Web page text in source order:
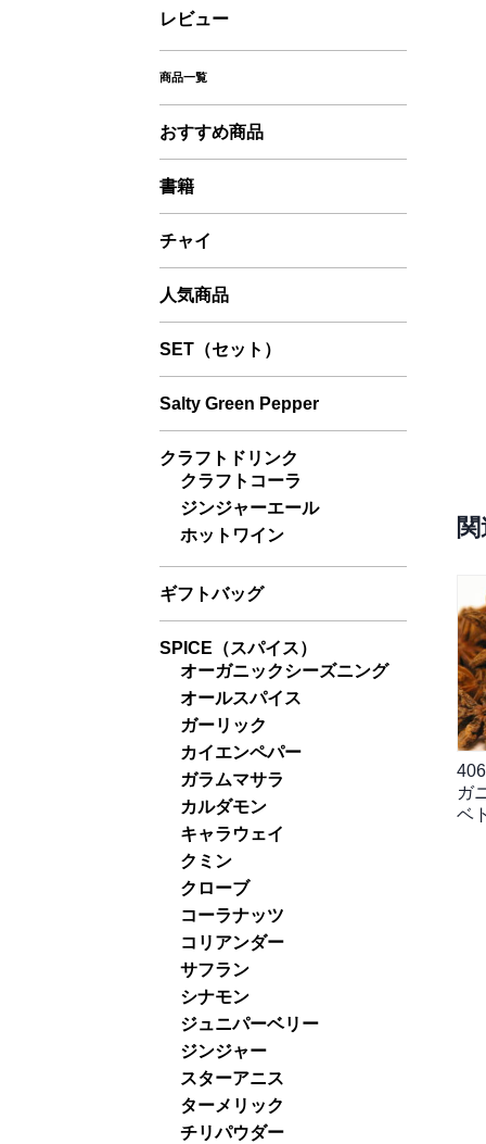
ガ
ベ
レビュー
商品一覧
おすすめ商品
書籍
チャイ
人気商品
SET（セット）
Salty Green Pepper
クラフトドリンク
クラフトコーラ
ジンジャーエール
ホットワイン
ギフトバッグ
SPICE（スパイス）
オーガニックシーズニング
オールスパイス
ガーリック
カイエンペパー
ガラムマサラ
カルダモン
キャラウェイ
クミン
クローブ
コーラナッツ
コリアンダー
サフラン
シナモン
ジュニパーベリー
ジンジャー
スターアニス
ターメリック
チリパウダー